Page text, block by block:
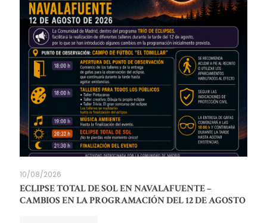
10/08/2026
ECLIPSE TOTAL DE SOL EN NAVALAFUENTE –
CAMBIOS EN LA PROGRAMACIÓN DEL 12 DE AGOSTO